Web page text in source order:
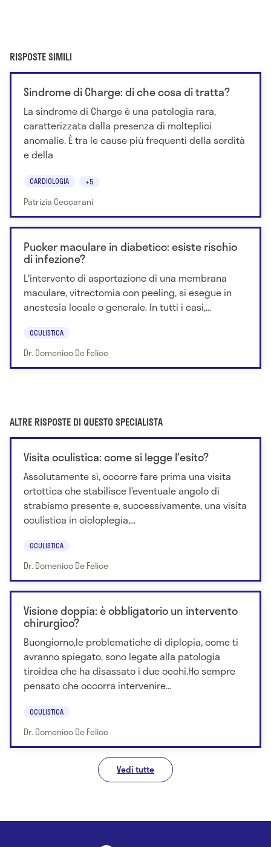
RISPOSTE SIMILI
Sindrome di Charge: di che cosa di tratta?
La sindrome di Charge è una patologia rara,
caratterizzata dalla presenza di molteplici
anomalie. È tra le cause più frequenti della sordità
e della
CARDIOLOGIA +5
Patrizia Ceccarani
Pucker maculare in diabetico: esiste rischio
di infezione?
L'intervento di asportazione di una membrana
maculare, vitrectomia con peeling, si esegue in
anestesia locale o generale. In tutti i casi,...
OCULISTICA
Dr. Domenico De Felice
ALTRE RISPOSTE DI QUESTO SPECIALISTA
Visita oculistica: come si legge l'esito?
Assolutamente sì, occorre fare prima una visita
ortottica che stabilisce l’eventuale angolo di
strabismo presente e, successivamente, una visita
oculistica in cicloplegia,...
OCULISTICA
Dr. Domenico De Felice
Visione doppia: è obbligatorio un intervento
chirurgico?
Buongiorno,le problematiche di diplopia, come ti
avranno spiegato, sono legate alla patologia
tiroidea che ha disassato i due occhi.Ho sempre
pensato che occorra intervenire...
OCULISTICA
Dr. Domenico De Felice
Vedi tutte